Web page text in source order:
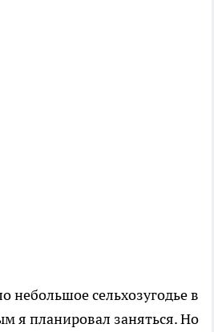
небольшое сельхозугодье в
я планировал заняться. Но